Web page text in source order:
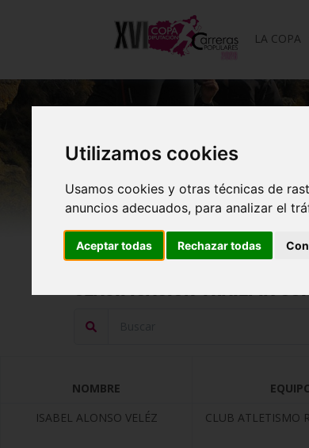
Utilizamos cookies
Usamos cookies y otras técnicas de
anuncios adecuados, para analizar el
Aceptar todas Rechazar todas
LA COPA
NOMBRE
ISABEL ALONSO VELÉZ
CLUB ATLETISMO